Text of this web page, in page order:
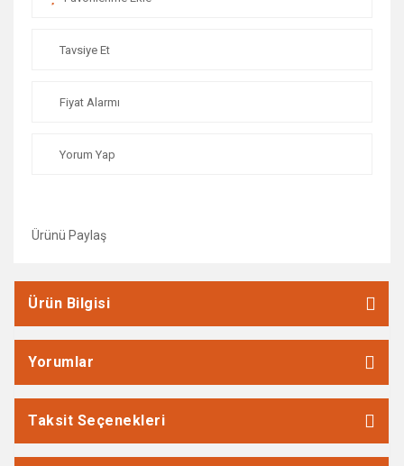
Tavsiye Et
Fiyat Alarmı
Yorum Yap
Ürünü Paylaş
Ürün Bilgisi
Yorumlar
Taksit Seçenekleri